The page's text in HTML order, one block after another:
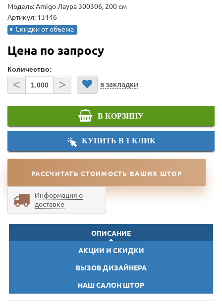
Модель:Amigo Лаура 300306, 200 см
Артикул: 13146
Скидки от объема
Цена по запросу
Количество:
< > в закладки
В КОРЗИНУ
КУПИТЬ В 1 КЛИК
РАССЧИТАТЬ СТОИМОСТЬ ВАШИХ ШТОР
Информация о
доставке
ОПИСАНИЕ
АКЦИИ И СКИДКИ
ВЫЗОВ ДИЗАЙНЕРА
НАШ САЛОН ШТОР